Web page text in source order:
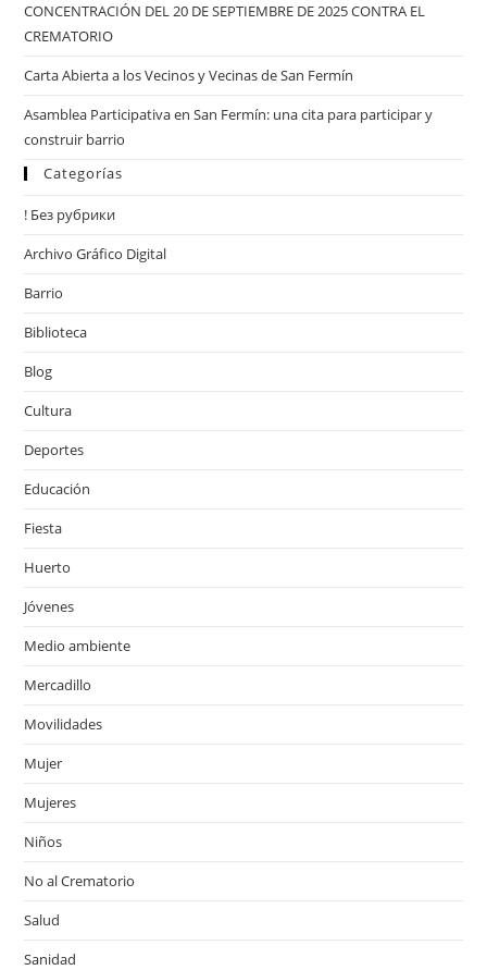
CONCENTRACIÓN DEL 20 DE SEPTIEMBRE DE 2025 CONTRA EL
CREMATORIO
Carta Abierta a los Vecinos y Vecinas de San Fermín
Asamblea Participativa en San Fermín: una cita para participar y
construir barrio
Categorías
! Без рубрики
Archivo Gráfico Digital
Barrio
Biblioteca
Blog
Cultura
Deportes
Educación
Fiesta
Huerto
Jóvenes
Medio ambiente
Mercadillo
Movilidades
Mujer
Mujeres
Niños
No al Crematorio
Salud
Sanidad